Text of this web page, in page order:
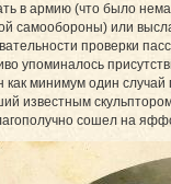
в армию (что было
самообороны) или
проверки
упоминалось
как минимум один
известным
сошел на